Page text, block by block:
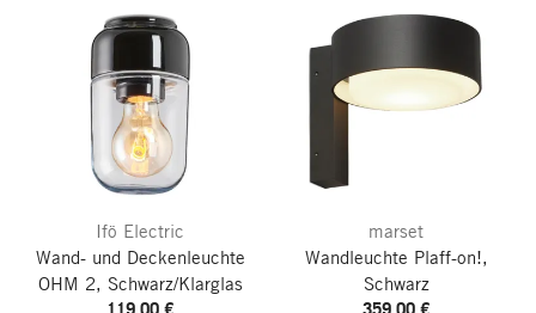
Ifö Electric
Wand- und Deckenleuchte
OHM 2, Schwarz/Klarglas
marset
Wandleuchte Plaff-on!,
Schwarz